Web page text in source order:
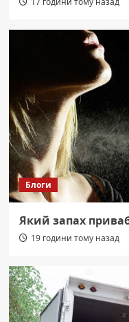
Блоги
Який запах
19 години тому назад